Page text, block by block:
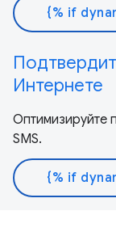
Интернете
Оптимизируйте
SMS.